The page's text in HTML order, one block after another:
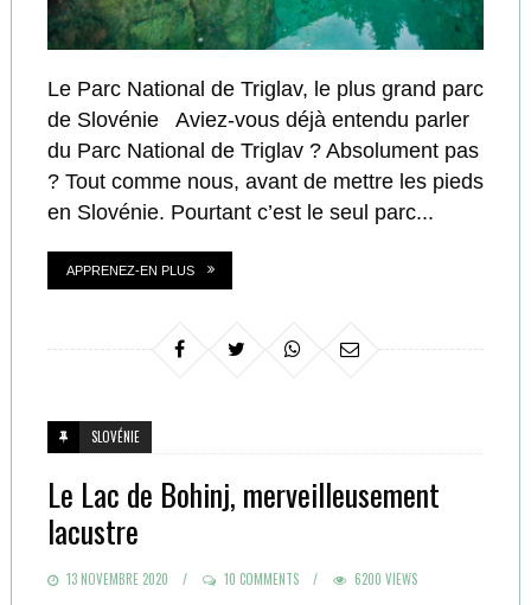
Le Parc National de Triglav, le plus grand parc
de Slovénie Aviez-vous déjà entendu parler
du Parc National de Triglav ? Absolument pas
? Tout comme nous, avant de mettre les pieds
en Slovénie. Pourtant c’est le seul parc...
APPRENEZ-EN PLUS
SLOVÉNIE
Le Lac de Bohinj, merveilleusement
lacustre
POSTED
13 NOVEMBRE 2020 10 COMMENTS 6200 VIEWS